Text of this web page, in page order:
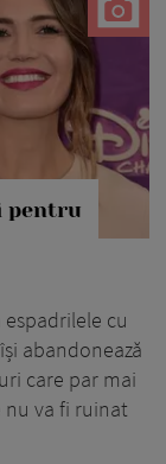
pentru
cu
abandonează
care par mai
nu va fi ruinat